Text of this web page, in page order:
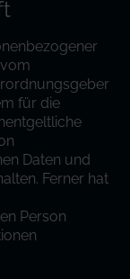
für die
Daten und
Ferner hat
Person